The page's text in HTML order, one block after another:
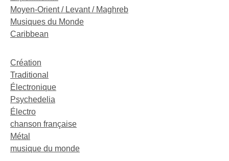
Moyen-Orient / Levant / Maghreb
Musiques du Monde
Caribbean
Création
Traditional
Électronique
Psychedelia
Électro
chanson française
Métal
musique du monde